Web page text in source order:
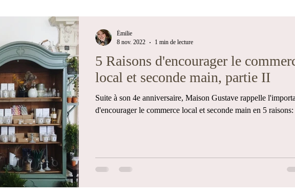
5 Raisons d'encourager le
local et seconde main, partie II
Suite à son 4e anniversaire, Maison Gustave rappelle
d'encourager le commerce local et seconde main en 5 raisons:
Émilie
8 nov. 2022
1 min de lecture